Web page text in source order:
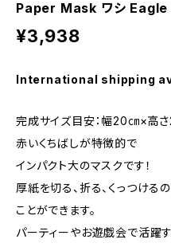
Paper Mask ワシ Eagle
¥3,938
International shipping
完成サイズ目安：幅20㎝×高
赤いくちばしが特徴的で
インパクト大のマスクです！
厚紙を切る、折る、くっつける
ことができます。
パーティーやお遊戯会で活躍